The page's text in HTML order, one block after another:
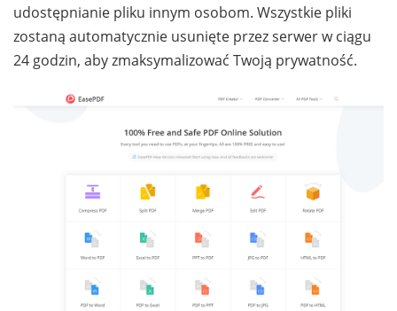
udostępnianie pliku innym osobom. Wszystkie pliki
zostaną automatycznie usunięte przez serwer w ciągu
24 godzin, aby zmaksymalizować Twoją prywatność.